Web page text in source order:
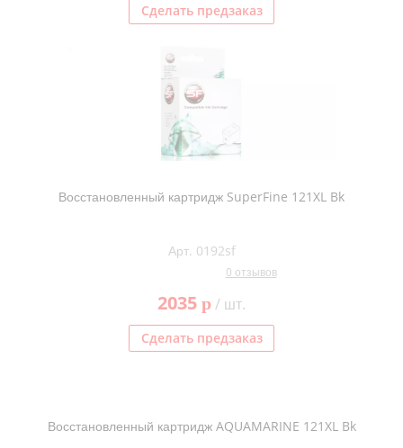
Сделать предзаказ
Восстановленный картридж SuperFine 121XL Bk
Арт. 0192sf
0 отзывов
2035 p/ шт.
Сделать предзаказ
Восстановленный картридж AQUAMARINE 121XL Bk